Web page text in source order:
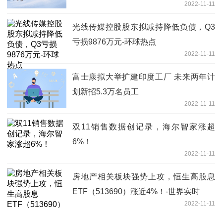
2022-11-11
光线传媒控股股东拟减持降低负债，Q3
亏损9876万元-环球热点
2022-11-11
富士康拟大举扩建印度工厂 未来两年计
划新招5.3万名员工
2022-11-11
双11销售数据创记录，海尔智家涨超
6%！
2022-11-11
房地产相关板块强势上攻，恒生高股息
ETF（513690）涨近4%！-世界实时
2022-11-11